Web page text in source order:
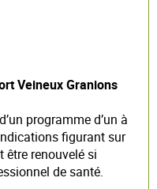
Veineux Granions
programme d’un à
figurant sur
être renouvelé si
de santé.